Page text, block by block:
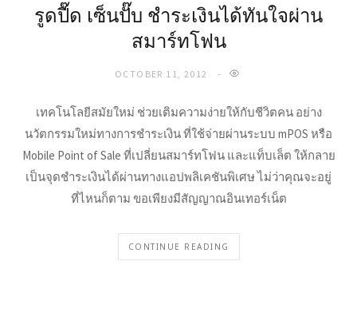
รูดปื๊ด เซ็นปั๊บ ชำระเงินได้ทันใจผ่าน
สมาร์ทโฟน
OCTOBER 11, 2012
เทคโนโลยีสมัยใหม่ ช่วยเติมความง่ายให้กับชีวิตคน อย่าง
นวัตกรรมใหม่ทางการชำระเงิน ที่ใช้จ่ายผ่านระบบ mPOS หรือ
Mobile Point of Sale ที่เปลี่ยนสมาร์ทโฟน และแท็บเล็ต ให้กลาย
เป็นจุดชำระเงินได้ผ่านทางแอปพลิเคชันพิเศษ ไม่ว่าคุณจะอยู่
ที่ไหนก็ตาม ขอเพียงมีสัญญาณอินเทอร์เน็ต
CONTINUE READING